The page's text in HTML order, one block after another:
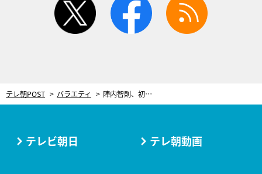
テレ朝POST バラエティ 陣内智則、初めてのフワとろオムライス作り！まさかの展開でスタジオ大盛り上がり
テレビ朝日 テレ朝動画